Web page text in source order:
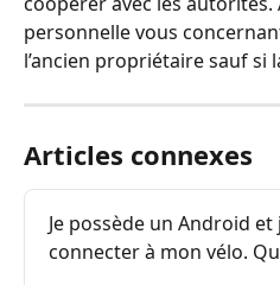
personnelle vous
l’ancien propriétaire sauf si
Articles connexes
Je possède un Android
connecter à mon vélo.